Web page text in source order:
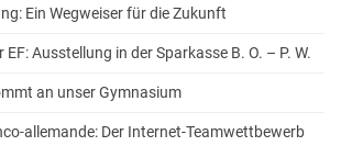
Ein Wegweiser für die Zukunft
Ausstellung in der Sparkasse B. O. – P. W.
an unser Gymnasium
allemande: Der Internet-Teamwettbewerb